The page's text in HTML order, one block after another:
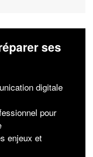
ses
digitale
pour
enjeux et